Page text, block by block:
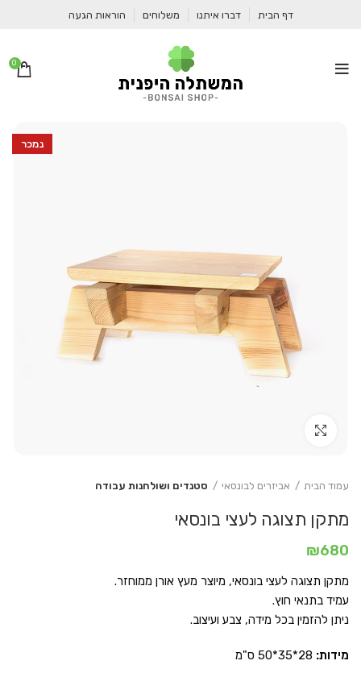
דף הבית דברו איתנו משלוחים הוראות הגעה
0
נמכר
עמוד הבית אביזרים לבונסאי סטנדים ושולחנות עבודה
מתקן תצוגה לעצי בונסאי
₪680
מתקן תצוגה לעצי בונסאי, מיוצר מעץ אורן ממוחזר.
עמיד בתנאי חוץ.
ניתן להזמין בכל מידה, צבע ועיצוב.
מידות: